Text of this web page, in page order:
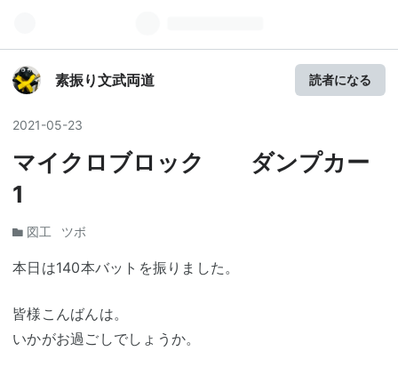
素振り文武両道 読者になる
2021-05-23
マイクロブロック ダンプカー
1
図工 ツボ
本日は140本バットを振りました。
皆様こんばんは。
いかがお過ごしでしょうか。